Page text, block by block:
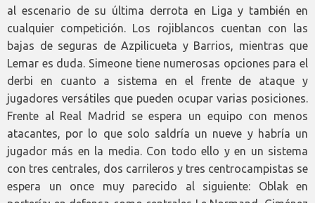
al escenario de su última derrota en Liga y también en
cualquier competición. Los rojiblancos cuentan con las
bajas de seguras de Azpilicueta y Barrios, mientras que
Lemar es duda. Simeone tiene numerosas opciones para el
derbi en cuanto a sistema en el frente de ataque y
jugadores versátiles que pueden ocupar varias posiciones.
Frente al Real Madrid se espera un equipo con menos
atacantes, por lo que solo saldría un nueve y habría un
jugador más en la media. Con todo ello y en un sistema
con tres centrales, dos carrileros y tres centrocampistas se
espera un once muy parecido al siguiente: Oblak en